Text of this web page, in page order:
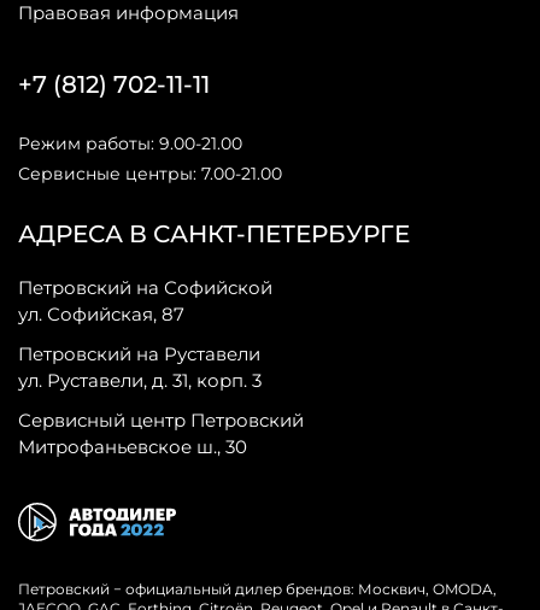
Правовая информация
АДРЕСА В САНКТ-ПЕТЕРБУРГЕ
Петровский на Софийской
ул. Софийская, 87
Петровский на Руставели
ул. Руставели, д. 31, корп. 3
Сервисный центр Петровский
Митрофаньевское ш., 30
+7 (812) 702-11-11
Режим работы: 9.00-21.00
Сервисные центры: 7.00-21.00
Петровский − официальный дилер брендов: Москвич, OMODA,